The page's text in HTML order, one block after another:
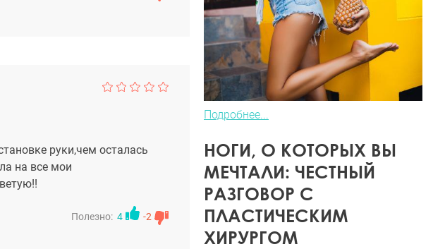
руки,чем осталась
на все мои
Полезно: 4 -2
Подробнее...
НОГИ, О КОТОРЫХ ВЫ
МЕЧТАЛИ: ЧЕСТНЫЙ
РАЗГОВОР С
ПЛАСТИЧЕСКИМ
ХИРУРГОМ